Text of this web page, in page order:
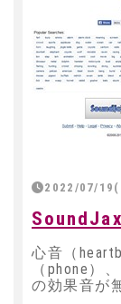
2022/07/
SoundJax
心音（
（phone）
の効果音が